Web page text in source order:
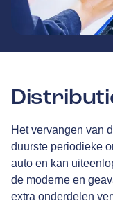
Het vervangen van
duurste periodieke
auto en kan
de moderne en
extra onderdelen